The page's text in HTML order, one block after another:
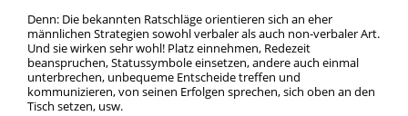
Denn: Die bekannten Ratschläge orientieren sich an eher
männlichen Strategien sowohl verbaler als auch non-verbaler Art.
Und sie wirken sehr wohl! Platz einnehmen, Redezeit
beanspruchen, Statussymbole einsetzen, andere auch einmal
unterbrechen, unbequeme Entscheide treffen und
kommunizieren, von seinen Erfolgen sprechen, sich oben an den
Tisch setzen, usw.